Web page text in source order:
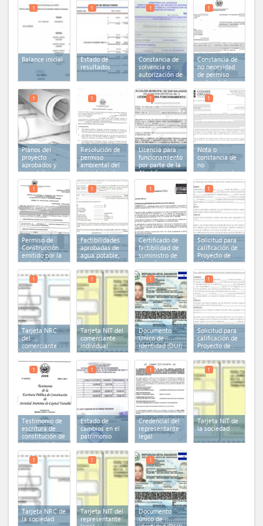
turístico
nacional
Balance inicial
1
Estado de
resultados
1
Constancia de
solvencia o
autorización de
los impuestos
internos
1
Constancia de
no necesidad
de permiso
ambiental
1
Planos del
proyecto
aprobados y
completos
1
Resolución de
permiso
ambiental del
ministerio de
medio
ambiente y
recursos
naturales
1
Licencia para
funcionamiento
por parte de la
Alcaldía
Municipal
1
Nota o
constancia de
no
requerimiento
de Permiso de
Construcción
emitido por la
autoridad
competente
1
Permiso de
Construcción
emitido por la
autoridad
competente
1
Factibilidades
aprobadas de
agua potable,
aguas negras y
lluvias
1
Certificado de
factibilidad de
suministro de
energía
eléctrica
1
Solicitud para
calificación de
Proyecto de
interés
Turistico
Nacional
1
Tarjeta NRC
del
comerciante
individual
1
Tarjeta NIT del
comerciante
individual
1
Documento
Único de
Identidad (DUI)
del
comerciante
individual
1
Solicitud para
calificación de
Proyecto de
interés
Turistico
Nacional
1
Testimonio de
escritura de
constitución de
la sociedad
inscrita en el
Registro de
Comercio
1
Estado de
cambios en el
patrimonio
1
Credencial del
representante
legal
1
Tarjeta NIT de
la sociedad
1
Tarjeta NRC de
la sociedad
1
Tarjeta NIT del
representante
1
Documento
único de
1